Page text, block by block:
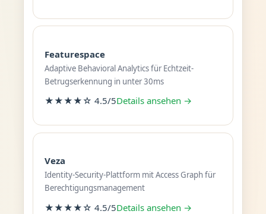
Featurespace
Adaptive Behavioral Analytics für Echtzeit-
Betrugserkennung in unter 30ms
★★★★☆ 4.5/5Details ansehen →
Veza
Identity-Security-Plattform mit Access Graph für
Berechtigungsmanagement
★★★★☆ 4.5/5Details ansehen →